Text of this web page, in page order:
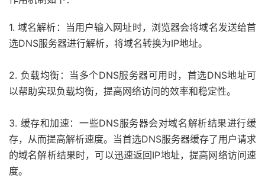
1. 域名解析：当用户输入网址时，浏览器会将域名发送给首
选DNS服务器进行解析，将域名转换为IP地址。
2. 负载均衡：当多个DNS服务器可用时，首选DNS地址可
以帮助实现负载均衡，提高网络访问的效率和稳定性。
3. 缓存和加速：一些DNS服务器会对域名解析结果进行缓
存，从而提高解析速度。当首选DNS服务器缓存了用户请求
的域名解析结果时，可以迅速返回IP地址，提高网络访问速
度。